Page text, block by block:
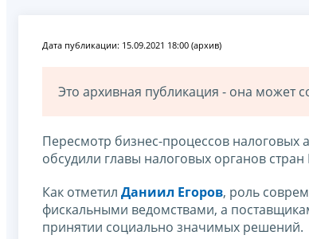
Дата публикации: 15.09.2021 18:00 (архив)
Это архивная публикация - она может
Пересмотр бизнес-процессов налоговых
обсудили главы налоговых органов
Как отметил Даниил Егоров, роль
фискальными ведомствами, а
принятии социально значимых решений.